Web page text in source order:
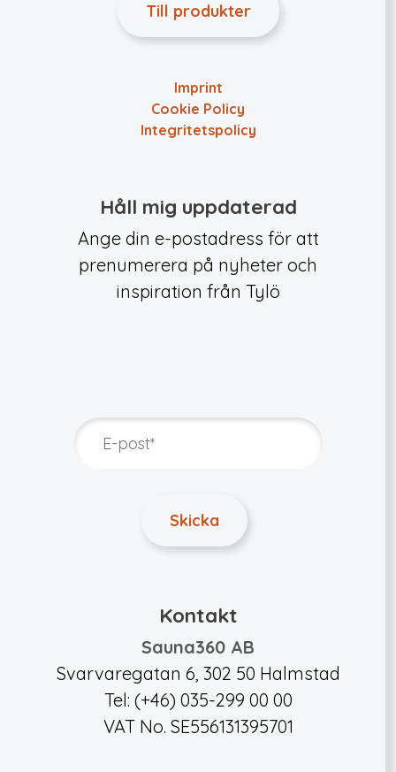
Till produkter
Imprint
Cookie Policy
Integritets­policy
Håll mig uppdaterad
Ange din e-postadress för att
prenumerera på nyheter och
inspiration från Tylö
Kontakt
Sauna360 AB
Svarvaregatan 6, 302 50 Halmstad
Tel: (+46) 035-299 00 00
VAT No. SE556131395701